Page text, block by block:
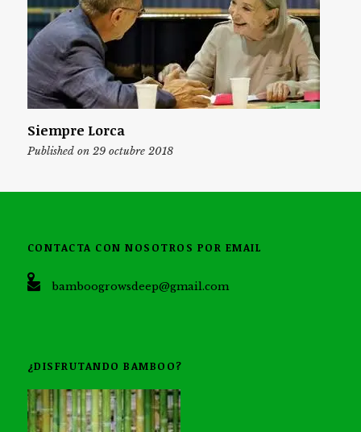
Siempre Lorca
Published on 29 octubre 2018
CONTACTA CON NOSOTROS POR EMAIL
bamboogrowsdeep@gmail.com
¿DISFRUTANDO BAMBOO?